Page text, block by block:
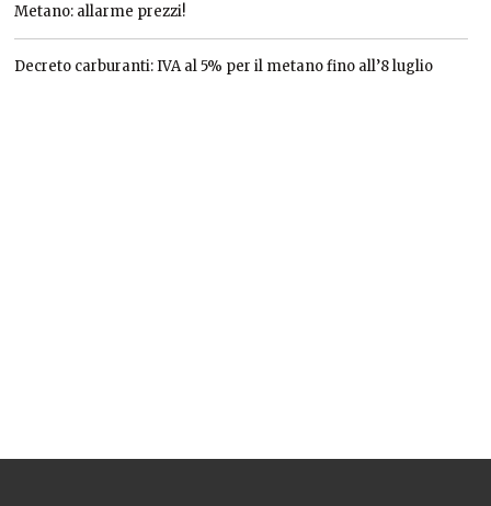
Metano: allarme prezzi!
Decreto carburanti: IVA al 5% per il metano fino all’8 luglio